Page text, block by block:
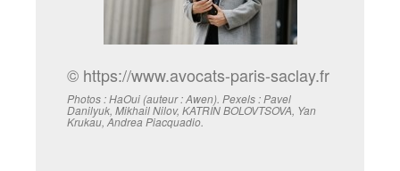
© https://www.avocats-paris-saclay.fr
Photos : HaOui (auteur : Awen). Pexels : Pavel
Danilyuk, Mikhail Nilov, KATRIN BOLOVTSOVA, Yan
Krukau, Andrea Piacquadio.